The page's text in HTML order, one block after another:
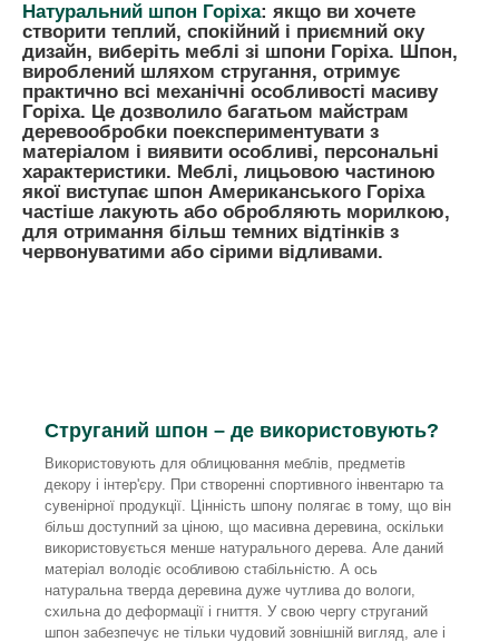
Струганий шпон – де використовують?
Використовують для облицювання меблів, предметів
декору і інтер'єру. При створенні спортивного інвентарю та
сувенірної продукції. Цінність шпону полягає в тому, що він
більш доступний за ціною, що масивна деревина, оскільки
використовується менше натурального дерева. Але даний
матеріал володіє особливою стабільністю. А ось
натуральна тверда деревина дуже чутлива до вологи,
схильна до деформації і гниття. У свою чергу струганий
шпон забезпечує не тільки чудовий зовнішній вигляд, але і
Натуральний шпон Горіха: якщо ви хочете
створити теплий, спокійний і приємний оку
дизайн, виберіть меблі зі шпони Горіха. Шпон,
вироблений шляхом стругання, отримує
практично всі механічні особливості масиву
Горіха. Це дозволило багатьом майстрам
деревообробки поекспериментувати з
матеріалом і виявити особливі, персональні
характеристики. Меблі, лицьовою частиною
якої виступає шпон Американського Горіха
частіше лакують або обробляють морилкою,
для отримання більш темних відтінків з
червонуватими або сірими відливами.